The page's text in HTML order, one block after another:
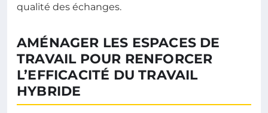
qualité des échanges.
AMÉNAGER LES ESPACES DE
TRAVAIL POUR RENFORCER
L’EFFICACITÉ DU TRAVAIL
HYBRIDE